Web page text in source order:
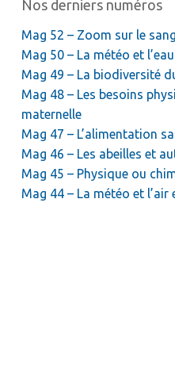
Nos derniers numéros
Mag 52 – Zoom sur le
Mag 50 – La météo et
Mag 49 – La biodiversité
Mag 48 – Les besoins
maternelle
Mag 47 – L’alimentation
Mag 46 – Les abeilles et
Mag 45 – Physique ou
Mag 44 – La météo et l’air